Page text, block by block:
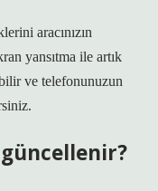
aracınızın
yansıtma ile artık
ve telefonunuzun